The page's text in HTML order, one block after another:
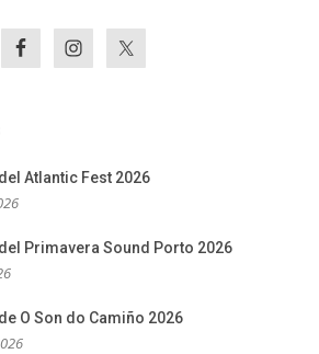
Atlantic Fest 2026
Primavera Sound Porto 2026
O Son do Camiño 2026